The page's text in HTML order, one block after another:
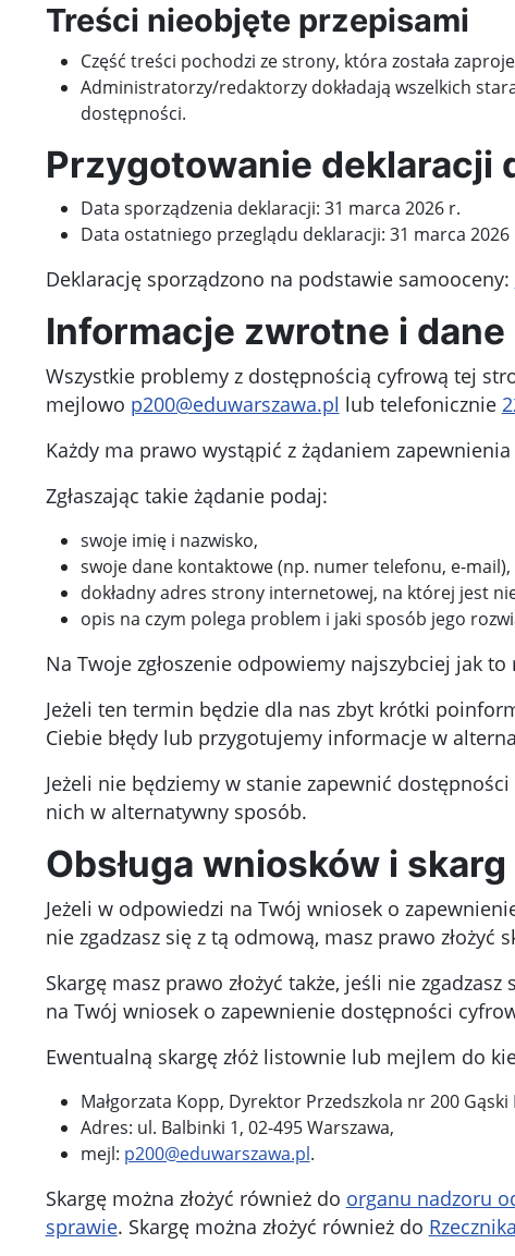
Treści nieobjęte przepisami
Część treści pochodzi ze strony, która została
Administratorzy/redaktorzy dokładają wszelkich
dostępności.
Przygotowanie deklaracji
Data sporządzenia deklaracji: 31 marca 2026 r.
Data ostatniego przeglądu deklaracji: 31 marca 2026
Deklarację sporządzono na podstawie samooceny:
Informacje zwrotne i
Wszystkie problemy z dostępnością cyfrową tej
mejlowo p200@eduwarszawa.pl lub telefonicznie
Każdy ma prawo wystąpić z żądaniem
Zgłaszając takie żądanie podaj:
swoje imię i nazwisko,
swoje dane kontaktowe (np. numer telefonu, e-mail),
dokładny adres strony internetowej, na której jest
opis na czym polega problem i jaki sposób jego
Na Twoje zgłoszenie odpowiemy najszybciej jak
Jeżeli ten termin będzie dla nas zbyt krótki
Ciebie błędy lub przygotujemy informacje w
Jeżeli nie będziemy w stanie zapewnić
nich w alternatywny sposób.
Obsługa wniosków i
Jeżeli w odpowiedzi na Twój wniosek o
nie zgadzasz się z tą odmową, masz prawo złożyć
Skargę masz prawo złożyć także, jeśli nie
na Twój wniosek o zapewnienie dostępności
Ewentualną skargę złóż listownie lub mejlem do
Małgorzata Kopp, Dyrektor Przedszkola nr 200
Adres: ul. Balbinki 1, 02-495 Warszawa,
mejl: p200@eduwarszawa.pl.
Skargę można złożyć również do organu nadzoru
sprawie. Skargę można złożyć również do